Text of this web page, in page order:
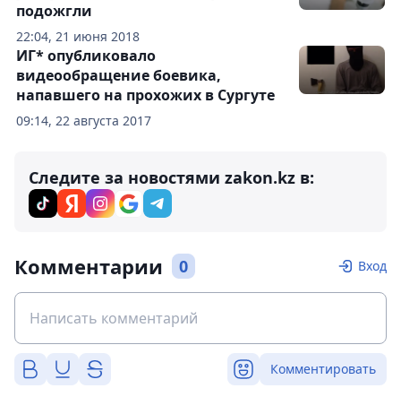
22:04, 21 июня 2018
подожгли
09:14, 22 августа 2017
ИГ* опубликовало
видеообращение боевика,
напавшего на прохожих в Сургуте
Следите за новостями zakon.kz в:
Комментарии 0 Вход
Комментировать